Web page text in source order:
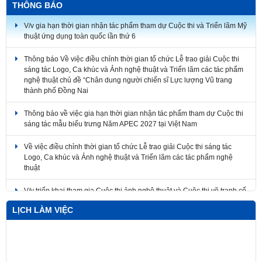
THÔNG BÁO
V/v gia hạn thời gian nhận tác phẩm tham dự Cuộc thi và Triển lãm Mỹ
thuật ứng dụng toàn quốc lần thứ 6
Thông báo Về việc điều chỉnh thời gian tổ chức Lễ trao giải Cuộc thi
sáng tác Logo, Ca khúc và Ảnh nghệ thuật và Triển lãm các tác phẩm
nghệ thuật chủ đề “Chân dung người chiến sĩ Lực lượng Vũ trang
thành phố Đồng Nai
Thông báo về việc gia hạn thời gian nhận tác phẩm tham dự Cuộc thi
sáng tác mẫu biểu trưng Năm APEC 2027 tại Việt Nam
Về việc điều chỉnh thời gian tổ chức Lễ trao giải Cuộc thi sáng tác
Logo, Ca khúc và Ảnh nghệ thuật và Triển lãm các tác phẩm nghệ
thuật
V/v triển khai tham gia Cuộc thi ảnh nghệ thuật và Cuộc thi vẽ tranh cổ
thành nhất - Gần dân nhất”
LỊCH LÀM VIỆC